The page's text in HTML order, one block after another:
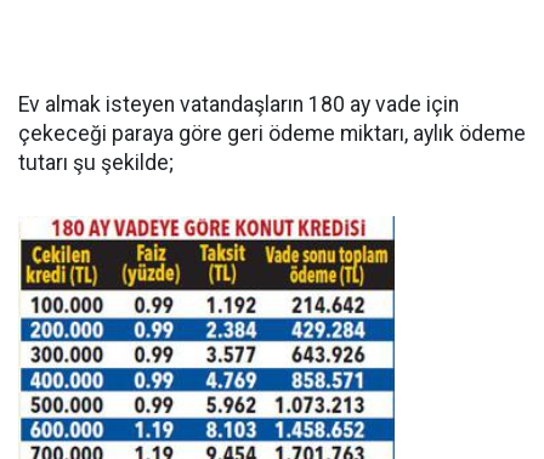
Ev almak isteyen vatandaşların 180 ay vade için
çekeceği paraya göre geri ödeme miktarı, aylık ödeme
tutarı şu şekilde;